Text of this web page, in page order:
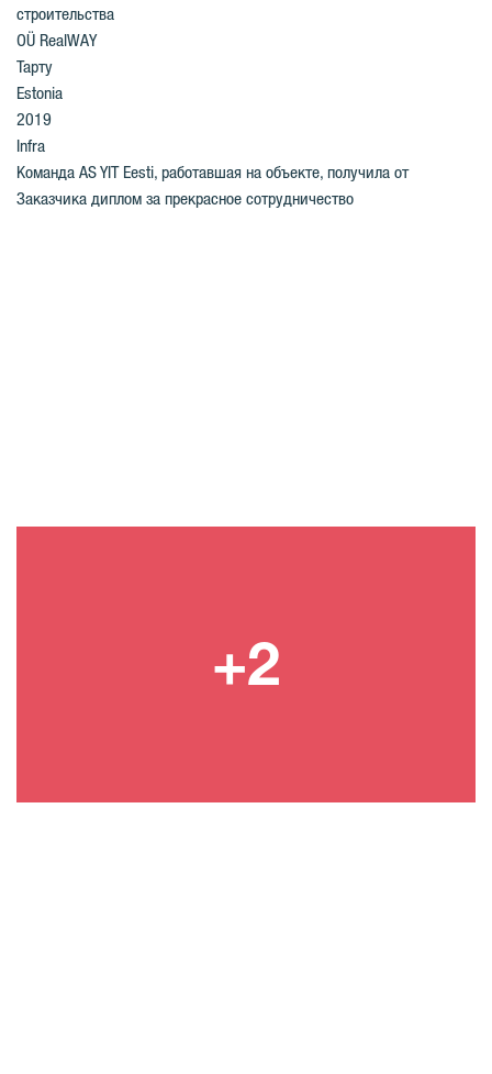
строительства
OÜ RealWAY
Тарту
Estonia
2019
Infra
Команда AS YIT Eesti, работавшая на объекте, получила от
Заказчика диплом за прекрасное сотрудничество